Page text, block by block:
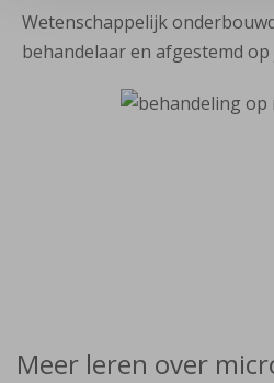
Wetenschappelijk
behandelaar en afgestemd
Meer leren over